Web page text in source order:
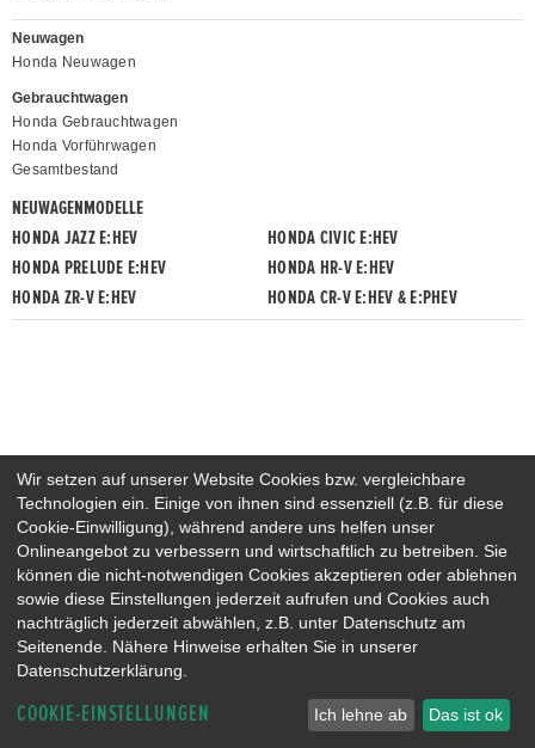
Neuwagen
Honda Neuwagen
Gebrauchtwagen
Honda Gebrauchtwagen
Honda Vorführwagen
Gesamtbestand
NEUWAGENMODELLE
HONDA JAZZ E:HEV
HONDA CIVIC E:HEV
HONDA PRELUDE E:HEV
HONDA HR-V E:HEV
HONDA ZR-V E:HEV
HONDA CR-V E:HEV & E:PHEV
Wir setzen auf unserer Website Cookies bzw. vergleichbare
Technologien ein. Einige von ihnen sind essenziell (z.B. für diese
Cookie-Einwilligung), während andere uns helfen unser
Onlineangebot zu verbessern und wirtschaftlich zu betreiben. Sie
können die nicht-notwendigen Cookies akzeptieren oder ablehnen
sowie diese Einstellungen jederzeit aufrufen und Cookies auch
nachträglich jederzeit abwählen, z.B. unter Datenschutz am
Seitenende. Nähere Hinweise erhalten Sie in unserer
Datenschutzerklärung.
COOKIE-EINSTELLUNGEN Ich lehne ab Das ist ok